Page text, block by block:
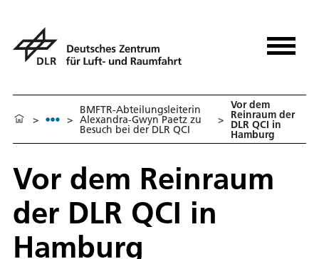
> >
BMFTR-Abteilungsleiterin
Alexandra-Gwyn Paetz zu
Besuch bei der DLR QCI
>
Vor dem
Reinraum der
DLR QCI in
Hamburg
Vor dem Reinraum
der DLR QCI in
Hamburg